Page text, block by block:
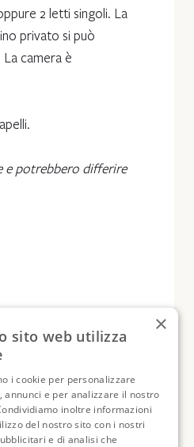
2 letti singoli. La
privato si può
camera è
e potrebbero differire
×
sito web utilizza
i cookie per personalizzare
annunci e per analizzare il nostro
inoltre informazioni
del nostro sito con i nostri
e di analisi che